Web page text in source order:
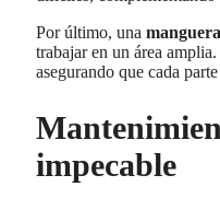
Por último, una
trabajar en un área
asegurando que cada
impecable